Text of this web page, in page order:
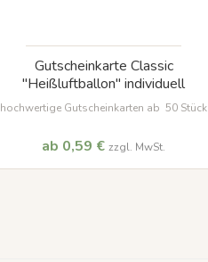
Gutscheinkarte Classic
"Heißluftballon" individuell
hochwertige Gutscheinkarten ab 50 Stück
ab 0,59 € zzgl. MwSt.